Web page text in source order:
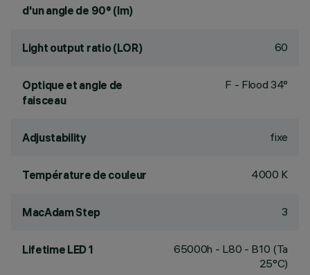
d'un angle de 90° (lm)
Light output ratio (LOR) 60
Optique et angle de
faisceau
F - Flood 34°
Adjustability fixe
Température de couleur 4000 K
MacAdam Step 3
Lifetime LED 1
65000h - L80 - B10 (Ta
25°C)